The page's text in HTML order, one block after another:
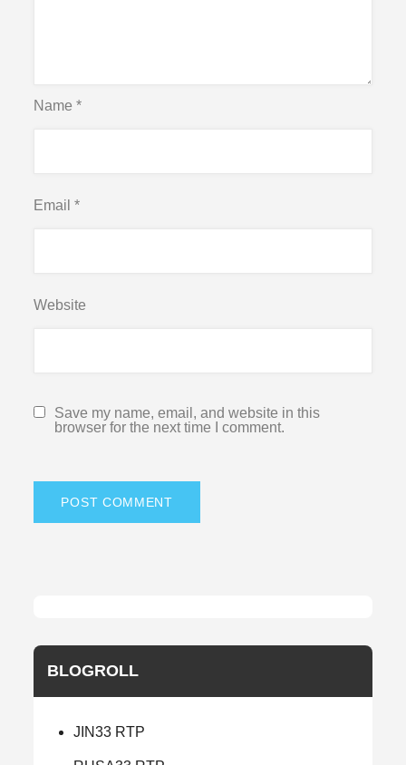
Name*
Email*
Website
Save my name, email, and website in this
browser for the next time I comment.
BLOGROLL
JIN33 RTP